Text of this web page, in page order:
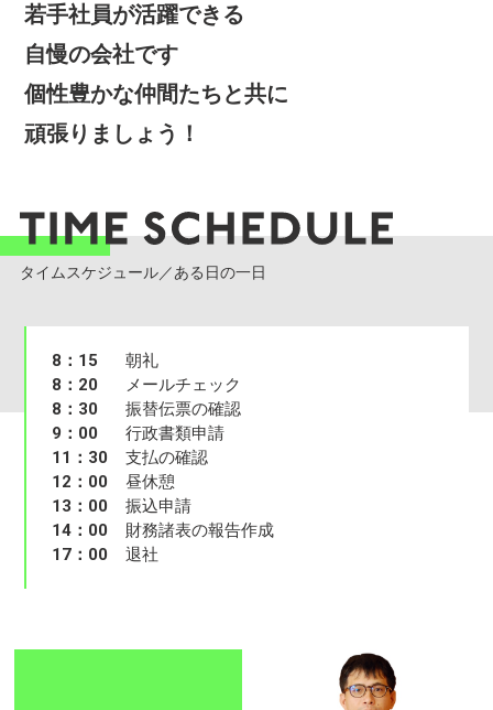
若手社員が活躍できる
自慢の会社です
個性豊かな仲間たちと共に
頑張りましょう！
タイムスケジュール／ある日の一日
8：15
朝礼
8：20
メールチェック
8：30
振替伝票の確認
9：00
行政書類申請
11：30
支払の確認
12：00
昼休憩
13：00
振込申請
14：00
財務諸表の報告作成
17：00
退社